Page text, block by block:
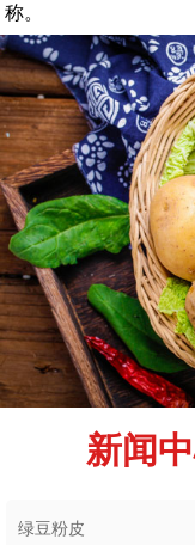
称。
新闻
绿豆粉皮